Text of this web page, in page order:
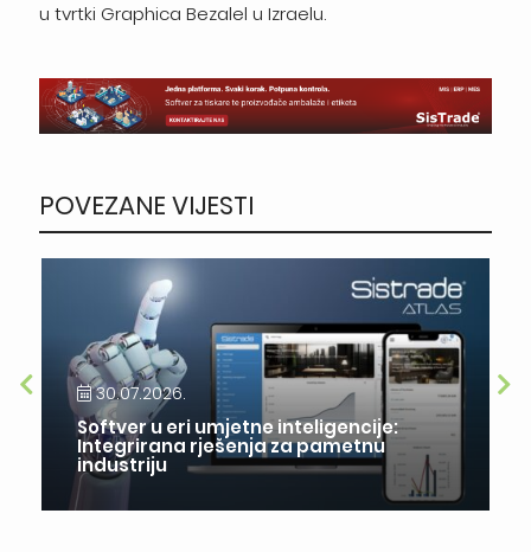
u tvrtki Graphica Bezalel u Izraelu.
POVEZANE VIJESTI
30.07.2026.
Softver u eri umjetne inteligencije:
Integrirana rješenja za pametnu
industriju